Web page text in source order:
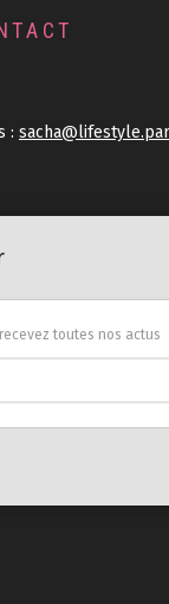
:
toutes nos actus